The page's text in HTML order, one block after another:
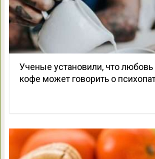
Ученые установили, что
кофе может говорить о